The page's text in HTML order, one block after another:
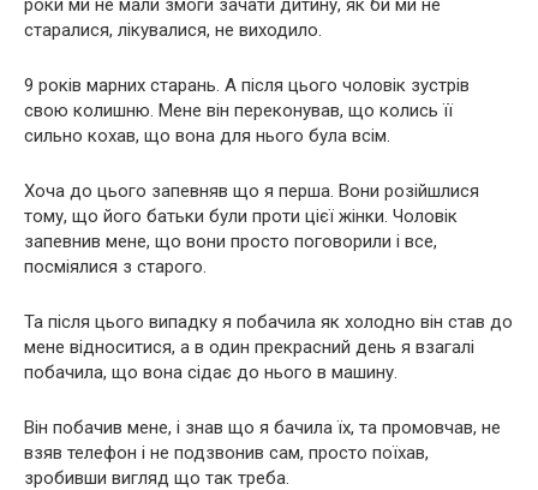
роки ми не мали змоги зачати дитину, як би ми не
старалися, лікувалися, не виходило.
9 років марних старань. А після цього чоловік зустрів
свою колишню. Мене він переконував, що колись її
сильно кохав, що вона для нього була всім.
Хоча до цього запевняв що я перша. Вони розійшлися
тому, що його батьки були проти цієї жінки. Чоловік
запевнив мене, що вони просто поговорили і все,
посміялися з старого.
Та після цього випадку я побачила як холодно він став до
мене відноситися, а в один прекрасний день я взагалі
побачила, що вона сідає до нього в машину.
Він побачив мене, і знав що я бачила їх, та промовчав, не
взяв телефон і не подзвонив сам, просто поїхав,
зробивши вигляд що так треба.